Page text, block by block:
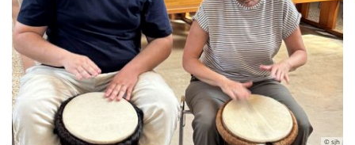
© sjh